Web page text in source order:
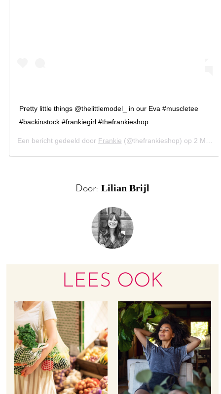
Pretty little things @thelittlemodel_ in our Eva #muscletee
#backinstock #frankiegirl #thefrankieshop
Een bericht gedeeld door Frankie (@thefrankieshop) op 2 Mrt 2020 om 9:20 (PST)
Door:Lilian Brijl
LEES OOK